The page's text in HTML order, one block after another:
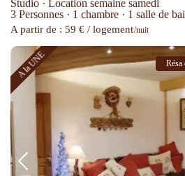
Studio · Location semaine samedi
3 Personnes · 1 chambre · 1 salle de
A partir de : 59 € / logement/nuit
A la UNE Résa